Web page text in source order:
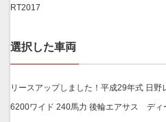
RT2017
選択した車両
リースアップしました！平成29年式 日
6200ワイド 240馬力 後輪エアサス ディ